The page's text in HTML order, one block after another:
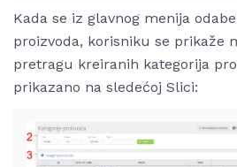
Kada se iz glavnog menija
proizvoda, korisniku se prikaže
pretragu kreiranih kategorija
prikazano na sledećoj Slici: